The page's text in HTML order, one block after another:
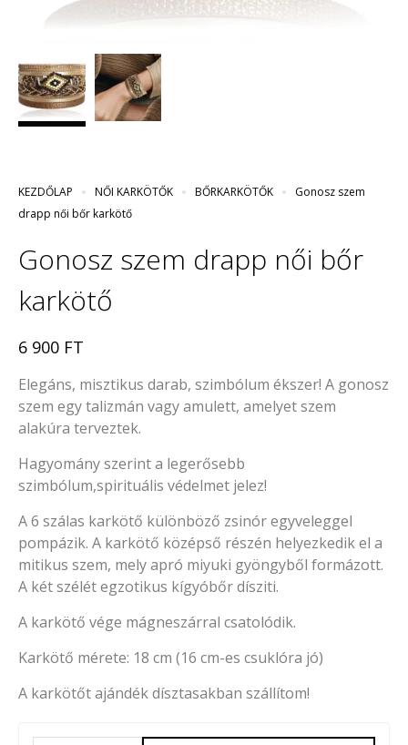
KEZDŐLAP NŐI KARKÖTŐK BŐRKARKÖTŐK
Gonosz szem
drapp női bőr karkötő
Gonosz szem drapp női bőr
karkötő
6 900 FT
Elegáns, misztikus darab, szimbólum ékszer! A gonosz
szem egy talizmán vagy amulett, amelyet szem
alakúra terveztek.
Hagyomány szerint a legerősebb
szimbólum,spirituális védelmet jelez!
A 6 szálas karkötő különböző zsinór egyveleggel
pompázik. A karkötő középső részén helyezkedik el a
mitikus szem, mely apró miyuki gyöngyből formázott.
A két szélét egzotikus kígyóbőr dísziti.
A karkötő vége mágneszárral csatolódik.
Karkötő mérete: 18 cm (16 cm-es csuklóra jó)
A karkötőt ajándék dísztasakban szállítom!